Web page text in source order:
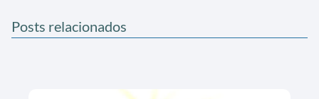
Posts relacionados